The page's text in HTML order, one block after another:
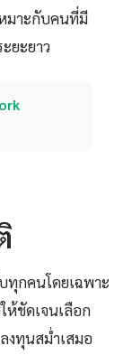
มาะกับคนที่มี
ยะยาว
ทุกคนโดยเฉพาะ
ห้ชัดเจนเลือก
งทุนสม่ำเสมอ